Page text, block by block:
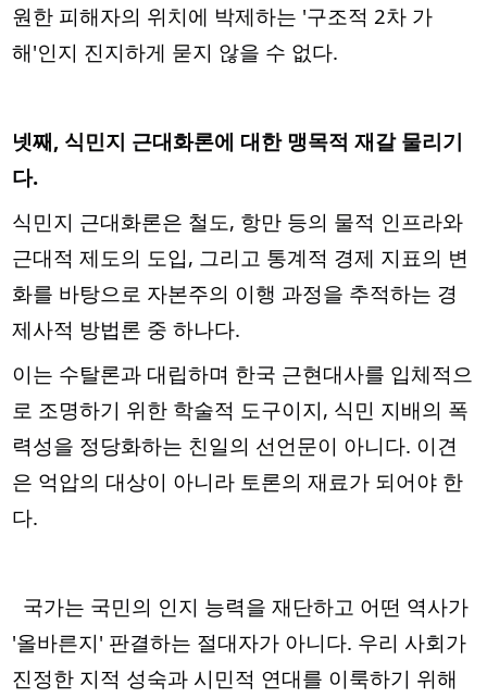
원한 피해자의 위치에 박제하는 '구조적 2차 가
해'인지 진지하게 묻지 않을 수 없다.
넷째, 식민지 근대화론에 대한 맹목적 재갈 물리기
다.
식민지 근대화론은 철도, 항만 등의 물적 인프라와
근대적 제도의 도입, 그리고 통계적 경제 지표의 변
화를 바탕으로 자본주의 이행 과정을 추적하는 경
제사적 방법론 중 하나다.
이는 수탈론과 대립하며 한국 근현대사를 입체적으
로 조명하기 위한 학술적 도구이지, 식민 지배의 폭
력성을 정당화하는 친일의 선언문이 아니다. 이견
은 억압의 대상이 아니라 토론의 재료가 되어야 한
다.
국가는 국민의 인지 능력을 재단하고 어떤 역사가
'올바른지' 판결하는 절대자가 아니다. 우리 사회가
진정한 지적 성숙과 시민적 연대를 이룩하기 위해